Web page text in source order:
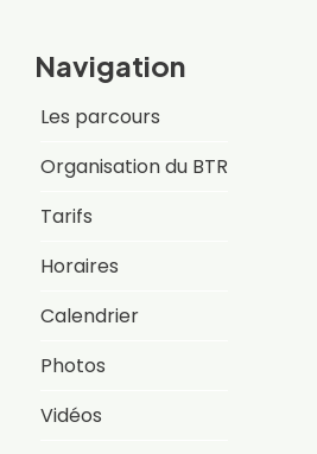
Navigation
Les parcours
Organisation du BTR
Tarifs
Horaires
Calendrier
Photos
Vidéos